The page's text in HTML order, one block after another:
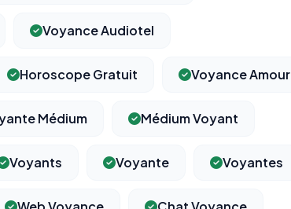
Voyance Audiotel
Horoscope Gratuit Voyance Amour
Médium Médium Voyant
Voyants Voyante Voyantes